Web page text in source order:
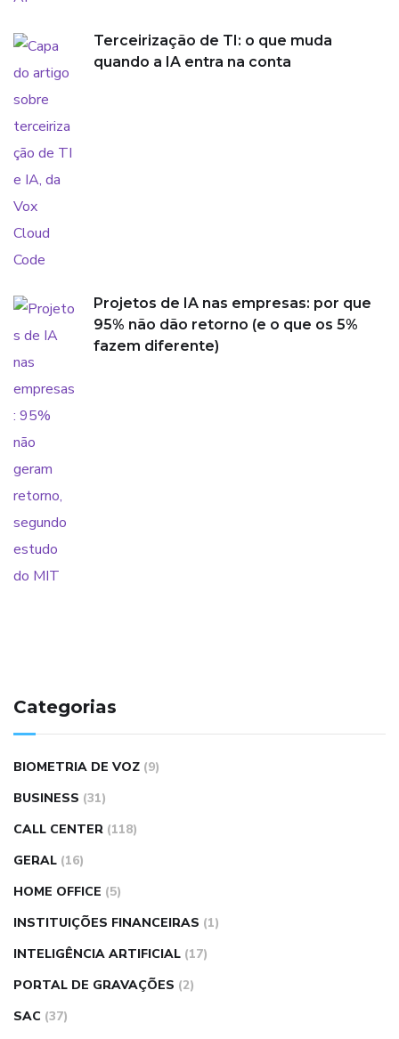
Terceirização de TI: o que muda
quando a IA entra na conta
Projetos de IA nas empresas: por que
95% não dão retorno (e o que os 5%
fazem diferente)
Categorias
BIOMETRIA DE VOZ (9)
BUSINESS (31)
CALL CENTER (118)
GERAL (16)
HOME OFFICE (5)
INSTITUIÇÕES FINANCEIRAS (1)
INTELIGÊNCIA ARTIFICIAL (17)
PORTAL DE GRAVAÇÕES (2)
SAC (37)